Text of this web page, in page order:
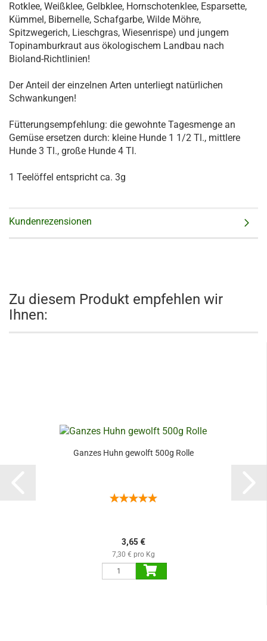
Rotklee, Weißklee, Gelbklee, Hornschotenklee, Esparsette,
Kümmel, Bibernelle, Schafgarbe, Wilde Möhre,
Spitzwegerich, Lieschgras, Wiesenrispe) und jungem
Topinamburkraut aus ökologischem Landbau nach
Bioland-Richtlinien!
Der Anteil der einzelnen Arten unterliegt natürlichen
Schwankungen!
Fütterungsempfehlung: die gewohnte Tagesmenge an
Gemüse ersetzen durch: kleine Hunde 1 1/2 Tl., mittlere
Hunde 3 Tl., große Hunde 4 Tl.
1 Teelöffel entspricht ca. 3g
Kundenrezensionen
Zu diesem Produkt empfehlen wir
Ihnen:
Ganzes Huhn gewolft 500g Rolle
3,65 €
7,30 € pro Kg